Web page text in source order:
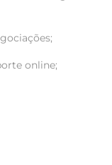
online;